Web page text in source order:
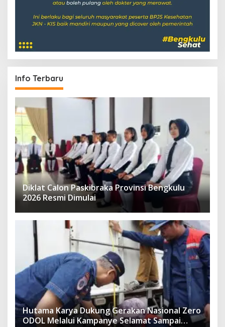
Info Terbaru
Diklat Calon Paskibraka Provinsi Bengkulu
2026 Resmi Dimulai
Hutama Karya Dukung Gerakan Nasional Zero
ODOL Melalui Kampanye Selamat Sampai